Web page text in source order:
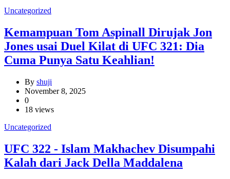
Uncategorized
Kemampuan Tom Aspinall Dirujak Jon
Jones usai Duel Kilat di UFC 321: Dia
Cuma Punya Satu Keahlian!
By shuji
November 8, 2025
0
18 views
Uncategorized
UFC 322 - Islam Makhachev Disumpahi
Kalah dari Jack Della Maddalena